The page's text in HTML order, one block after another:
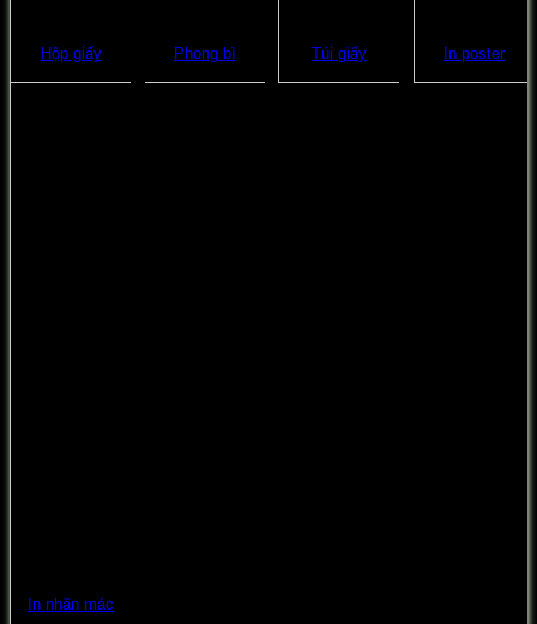
Hộp giấy Phong bì Túi giấy In poster
In nhãn mác